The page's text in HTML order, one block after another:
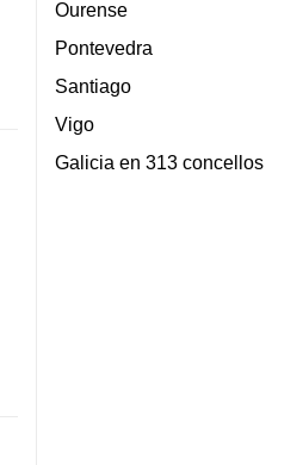
Ourense
Pontevedra
Santiago
Vigo
Galicia en 313 concellos